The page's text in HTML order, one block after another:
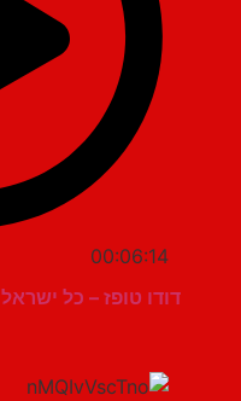
00:06:14
דודו טופז – כל ישראל חברים